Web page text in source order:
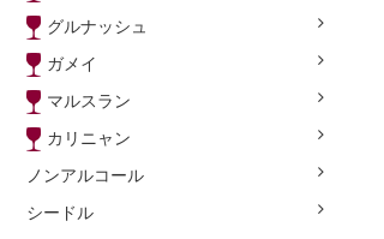
グルナッシュ
ガメイ
マルスラン
カリニャン
ノンアルコール
シードル